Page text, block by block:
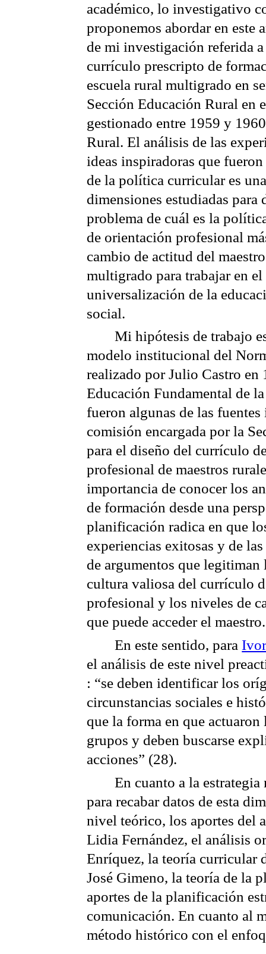
académico, lo investigativo
proponemos abordar en este
de mi investigación referida
currículo prescripto de
escuela rural multigrado en
Sección Educación Rural en
gestionado entre 1959 y
Rural. El análisis de las
ideas inspiradoras que
de la política curricular es
dimensiones estudiadas para
problema de cuál es la
de orientación profesional
cambio de actitud del
multigrado para trabajar en
universalización de la
social.
Mi hipótesis de trabajo
modelo institucional del
realizado por Julio Castro en
Educación Fundamental de
fueron algunas de las
comisión encargada por la
para el diseño del currículo
profesional de maestros
importancia de conocer los
de formación desde una
planificación radica en que
experiencias exitosas y de
de argumentos que legitiman
cultura valiosa del currículo
profesional y los niveles de
que puede acceder el maestro.
En este sentido, para
el análisis de este nivel
: “se deben identificar los
circunstancias sociales e
que la forma en que
grupos y deben buscarse
acciones” (28).
En cuanto a la
para recabar datos de esta
nivel teórico, los aportes del
Lidia Fernández, el análisis
Enríquez, la teoría curricular
José Gimeno, la teoría de la
aportes de la planificación
comunicación. En cuanto al
método histórico con el